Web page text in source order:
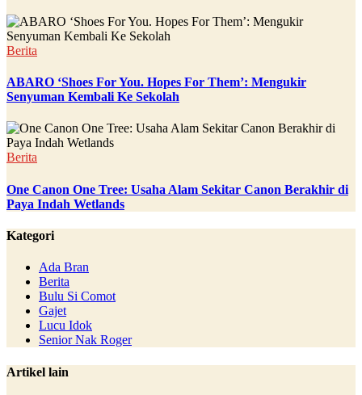
Berita
ABARO ‘Shoes For You. Hopes For Them’: Mengukir
Senyuman Kembali Ke Sekolah
Berita
One Canon One Tree: Usaha Alam Sekitar Canon Berakhir di
Paya Indah Wetlands
Kategori
Ada Bran
Berita
Bulu Si Comot
Gajet
Lucu Idok
Senior Nak Roger
Artikel lain